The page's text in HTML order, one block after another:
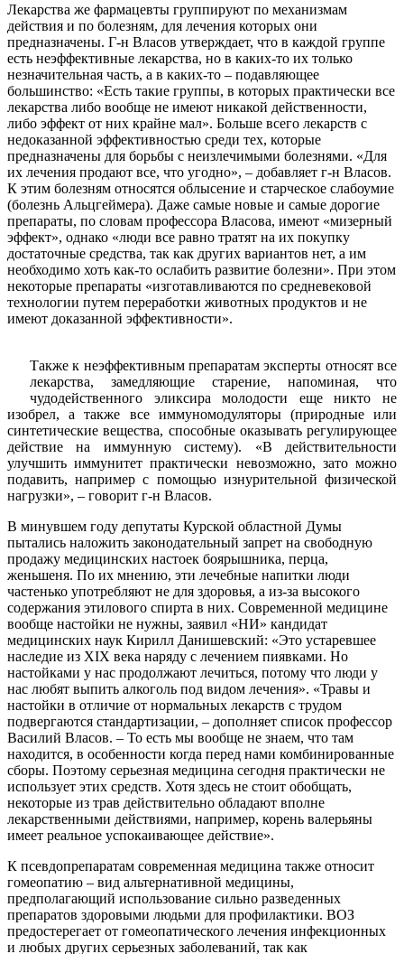
Лекарства же фармацевты группируют по механизмам
действия и по болезням, для лечения которых они
предназначены. Г-н Власов утверждает, что в каждой группе
есть неэффективные лекарства, но в каких-то их только
незначительная часть, а в каких-то – подавляющее
большинство: «Есть такие группы, в которых практически все
лекарства либо вообще не имеют никакой действенности,
либо эффект от них крайне мал». Больше всего лекарств с
недоказанной эффективностью среди тех, которые
предназначены для борьбы с неизлечимыми болезнями. «Для
их лечения продают все, что угодно», – добавляет г-н Власов.
К этим болезням относятся облысение и старческое слабоумие
(болезнь Альцгеймера). Даже самые новые и самые дорогие
препараты, по словам профессора Власова, имеют «мизерный
эффект», однако «люди все равно тратят на их покупку
достаточные средства, так как других вариантов нет, а им
необходимо хоть как-то ослабить развитие болезни». При этом
некоторые препараты «изготавливаются по средневековой
технологии путем переработки животных продуктов и не
имеют доказанной эффективности».
Также к неэффективным препаратам эксперты относят все
лекарства, замедляющие старение, напоминая, что
чудодейственного эликсира молодости еще никто не
изобрел, а также все иммуномодуляторы (природные или
синтетические вещества, способные оказывать регулирующее
действие на иммунную систему). «В действительности
улучшить иммунитет практически невозможно, зато можно
подавить, например с помощью изнурительной физической
нагрузки», – говорит г-н Власов.
В минувшем году депутаты Курской областной Думы
пытались наложить законодательный запрет на свободную
продажу медицинских настоек боярышника, перца,
женьшеня. По их мнению, эти лечебные напитки люди
частенько употребляют не для здоровья, а из-за высокого
содержания этилового спирта в них. Современной медицине
вообще настойки не нужны, заявил «НИ» кандидат
медицинских наук Кирилл Данишевский: «Это устаревшее
наследие из XIX века наряду с лечением пиявками. Но
настойками у нас продолжают лечиться, потому что люди у
нас любят выпить алкоголь под видом лечения». «Травы и
настойки в отличие от нормальных лекарств с трудом
подвергаются стандартизации, – дополняет список профессор
Василий Власов. – То есть мы вообще не знаем, что там
находится, в особенности когда перед нами комбинированные
сборы. Поэтому серьезная медицина сегодня практически не
использует этих средств. Хотя здесь не стоит обобщать,
некоторые из трав действительно обладают вполне
лекарственными действиями, например, корень валерьяны
имеет реальное успокаивающее действие».
К псевдопрепаратам современная медицина также относит
гомеопатию – вид альтернативной медицины,
предполагающий использование сильно разведенных
препаратов здоровыми людьми для профилактики. ВОЗ
предостерегает от гомеопатического лечения инфекционных
и любых других серьезных заболеваний, так как